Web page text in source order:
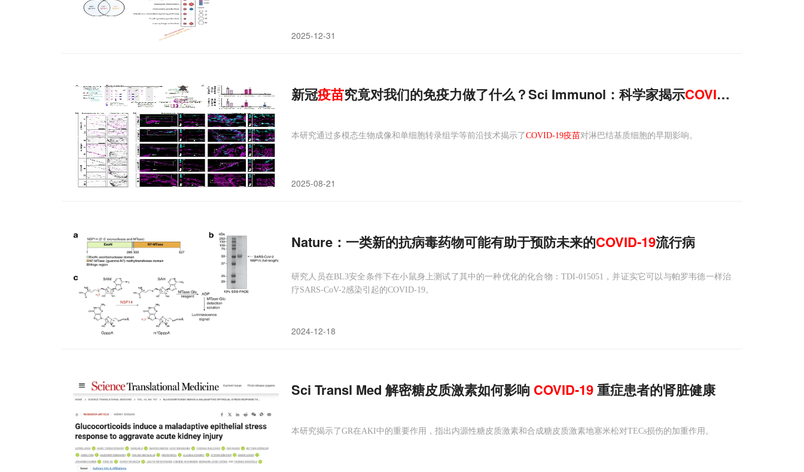
2025-12-31
新冠疫苗 究竟对我们的免疫力做了什么？Sci Immunol：科学家揭示COVID-19
本研究通过多模态生物成像和单细胞转录组学等前沿技术揭示了COVID-19疫苗对淋巴结基质细胞的早期影响。
2025-08-21
Nature：一类新的抗病毒药物可能有助于预防未来的COVID-19流行病
研究人员在BL3安全条件下在小鼠身上测试了其中的一种优化的化合物：TDI-015051，并证实它可以与帕罗韦德一样治
疗SARS-CoV-2感染引起的COVID-19。
2024-12-18
Sci Transl Med 解密糖皮质激素如何影响 COVID-19重症患者的肾脏健康
本研究揭示了GR在AKI中的重要作用，指出内源性糖皮质激素和合成糖皮质激素地塞米松对TECs损伤的加重作用。